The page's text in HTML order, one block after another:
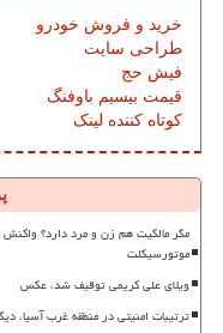
خرید و فروش خودرو
طراحی سایت
فیش حج
قیمت بیسیم باوفنگ
کوتاه کننده لینک
مگر مالکیت هم زن و مرد دارد؟ واکنش
موتورسیکلت
ویلای علی کریمی توقیف شد، عکس
ترتیبات امنیتی در منطقه غرب آسیا،